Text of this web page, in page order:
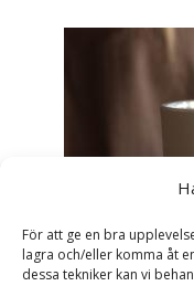
För att ge en bra
lagra och/eller komma åt
dessa tekniker kan vi